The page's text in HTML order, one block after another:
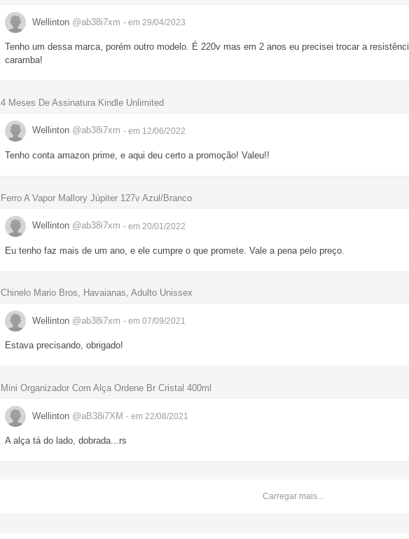
Wellinton @ab38i7xm - em 29/04/2023
Tenho um dessa marca, porém outro modelo. É 220v mas em 2 anos eu precisei trocar a
caramba!
4 Meses De Assinatura Kindle Unlimited
Wellinton @ab38i7xm - em 12/06/2022
Tenho conta amazon prime, e aqui deu certo a promoção! Valeu!!
Ferro A Vapor Mallory Júpiter 127v Azul/Branco
Wellinton @ab38i7xm - em 20/01/2022
Eu tenho faz mais de um ano, e ele cumpre o que promete. Vale a pena pelo preço.
Chinelo Mario Bros, Havaianas, Adulto Unissex
Wellinton @ab38i7xm - em 07/09/2021
Estava precisando, obrigado!
Mini Organizador Com Alça Ordene Br Cristal 400ml
Wellinton @aB38i7XM - em 22/08/2021
A alça tá do lado, dobrada...rs
Carregar mais...